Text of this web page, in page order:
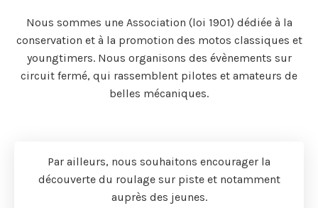
Nous sommes une Association (loi 1901) dédiée à la
conservation et à la promotion des motos classiques et
youngtimers. Nous organisons des évènements sur
circuit fermé, qui rassemblent pilotes et amateurs de
belles mécaniques.
Par ailleurs, nous souhaitons encourager la
découverte du roulage sur piste et notamment
auprès des jeunes.